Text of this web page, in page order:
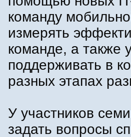
команду
измерять
команде, а также
поддерживать в
разных этапах
У участников
задать вопросы